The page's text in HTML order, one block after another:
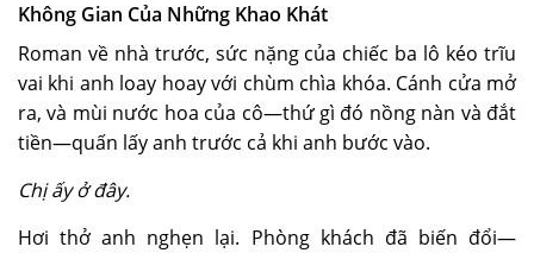
Không Gian Của Những Khao Khát
Roman về nhà trước, sức nặng của chiếc ba lô kéo trĩu
vai khi anh loay hoay với chùm chìa khóa. Cánh cửa mở
ra, và mùi nước hoa của cô—thứ gì đó nồng nàn và đắt
tiền—quấn lấy anh trước cả khi anh bước vào.
Chị ấy ở đây.
Hơi thở anh nghẹn lại. Phòng khách đã biến đổi—